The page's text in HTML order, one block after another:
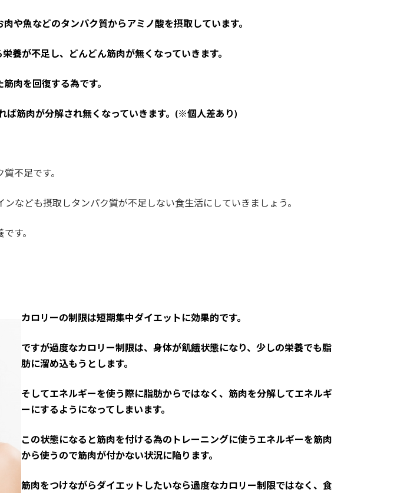
や魚などのタンパク質からアミノ酸を摂取しています。
養が不足し、どんどん筋肉が無くなっていきます。
肉を回復する為です。
ば筋肉が分解され無くなっていきます。(※個人差あり)
不足です。
なども摂取しタンパク質が不足しない食生活にしていきましょう。
す。
カロリーの制限は短期集中ダイエットに効果的です。
ですが過度なカロリー制限は、身体が飢餓状態になり、少しの栄養でも脂
肪に溜め込もうとします。
そしてエネルギーを使う際に脂肪からではなく、筋肉を分解してエネルギ
ーにするようになってしまいます。
この状態になると筋肉を付ける為のトレーニングに使うエネルギーを筋肉
から使うので筋肉が付かない状況に陥ります。
筋肉をつけながらダイエットしたいなら過度なカロリー制限ではなく、食